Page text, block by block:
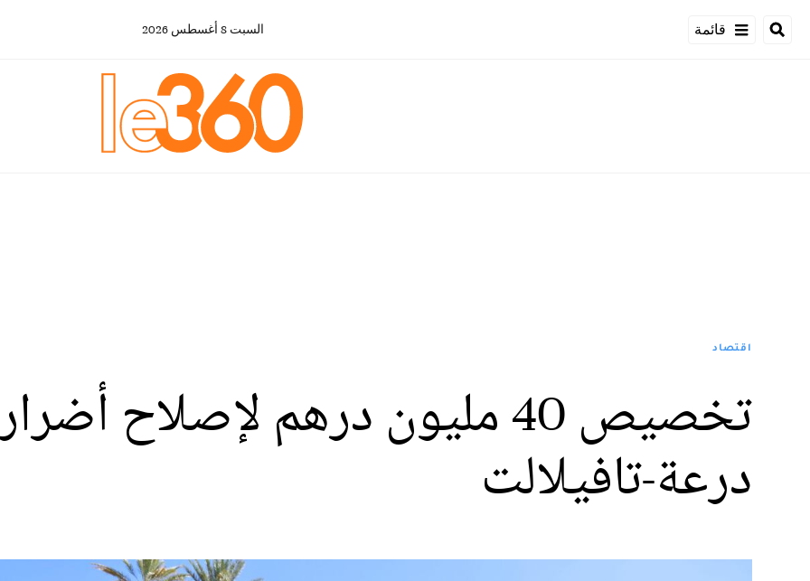
قائمة السبت 8 أغسطس 2026
اقتصاد
تخصيص 40 مليون درهم لإصلاح
درعة-تافيلالت